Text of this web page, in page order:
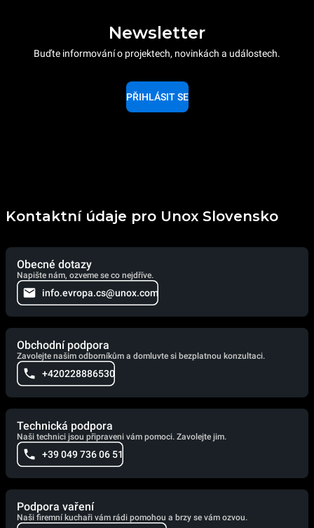
Newsletter
Buďte informování o projektech, novinkách a událostech.
PŘIHLÁSIT SE
Kontaktní údaje pro Unox Slovensko
Obecné dotazy
Napište nám, ozveme se co nejdříve.
info.evropa.cs@unox.com
Obchodní podpora
Zavolejte našim odborníkům a domluvte si bezplatnou konzultaci.
+420228886530
Technická podpora
Naši technici jsou připraveni vám pomoci. Zavolejte jim.
+39 049 736 06 51
Podpora vaření
Naši firemní kuchaři vám rádi pomohou a brzy se vám ozvou.